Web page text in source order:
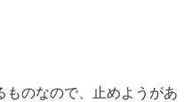
ものなので、止めようがあ